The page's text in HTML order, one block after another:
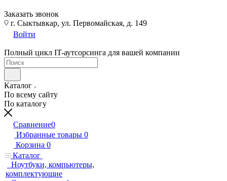
Заказать звонок
г. Сыктывкар, ул. Первомайская, д. 149
Войти
Полный цикл IT-аутсорсинга для вашей компании
Каталог
По всему сайту
По каталогу
Сравнение0
Избранные товары 0
Корзина 0
Каталог
Ноутбуки, компьютеры,
комплектующие